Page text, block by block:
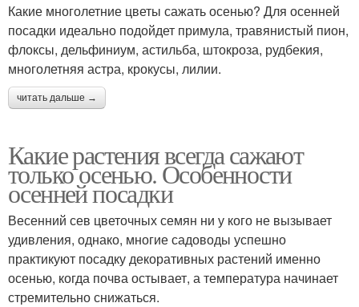
Какие многолетние цветы сажать осенью? Для осенней
посадки идеально подойдет примула, травянистый пион,
флоксы, дельфиниум, астильба, штокроза, рудбекия,
многолетняя астра, крокусы, лилии.
читать дальше →
Какие растения всегда сажают
только осенью. Особенности
осенней посадки
Весенний сев цветочных семян ни у кого не вызывает
удивления, однако, многие садоводы успешно
практикуют посадку декоративных растений именно
осенью, когда почва остывает, а температура начинает
стремительно снижаться.